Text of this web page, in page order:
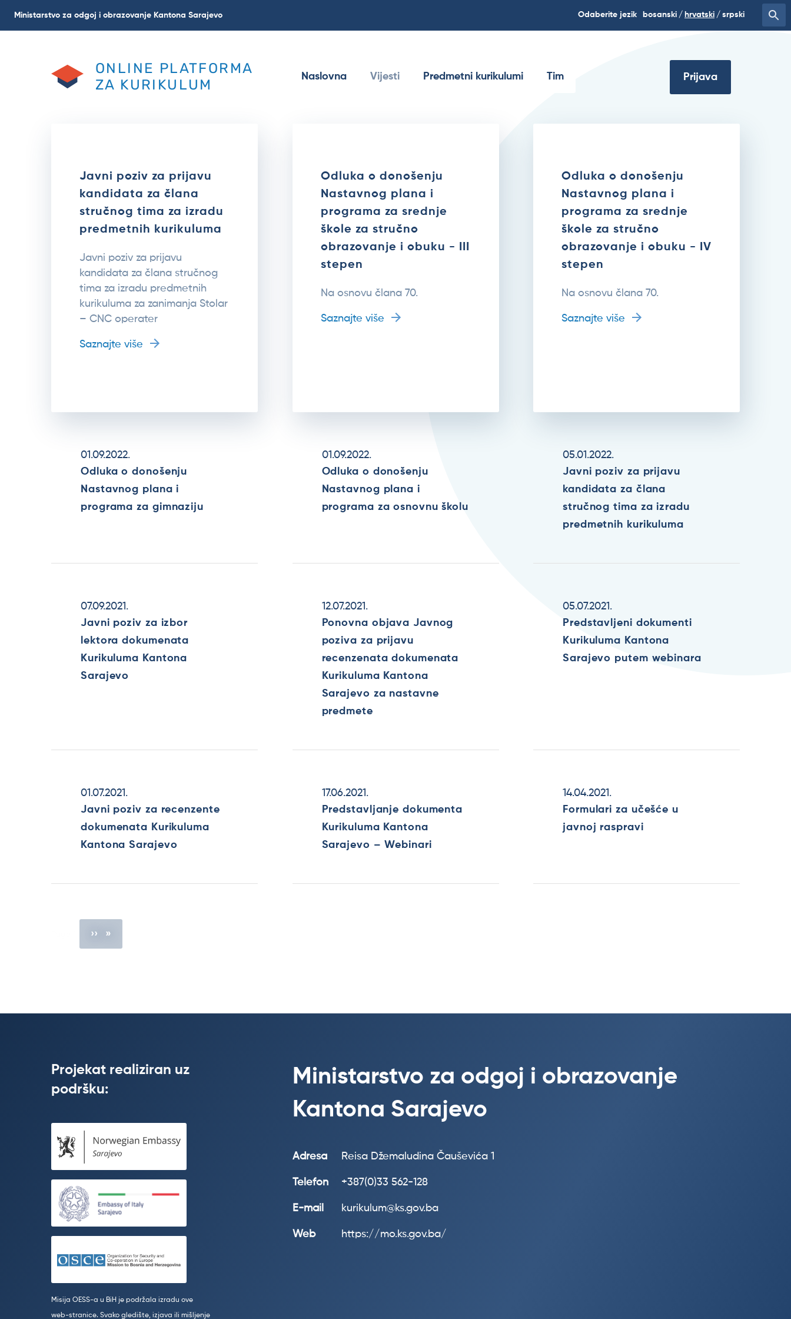
Ministarstvo za odgoj i obrazovanje Kantona Sarajevo Odaberite jezik bosanski hrvatski srpski
ONLINE PLATFORMA
ZA KURIKULUM
Naslovna Vijesti Predmetni kurikulumi Tim Prijava
Javni poziv za prijavu
kandidata za člana
stručnog tima za izradu
predmetnih kurikuluma
Javni poziv za prijavu
kandidata za člana stručnog
tima za izradu predmetnih
kurikuluma za zanimanja Stolar
– CNC operater
Saznajte više
Odluka o donošenju
Nastavnog plana i
programa za srednje
škole za stručno
obrazovanje i obuku - III
stepen
Na osnovu člana 70.
Saznajte više
Odluka o donošenju
Nastavnog plana i
programa za srednje
škole za stručno
obrazovanje i obuku - IV
stepen
Na osnovu člana 70.
Saznajte više
01.09.2022.
Odluka o donošenju
Nastavnog plana i
programa za gimnaziju
01.09.2022.
Odluka o donošenju
Nastavnog plana i
programa za osnovnu školu
05.01.2022.
Javni poziv za prijavu
kandidata za člana
stručnog tima za izradu
predmetnih kurikuluma
07.09.2021.
Javni poziv za izbor
lektora dokumenata
Kurikuluma Kantona
Sarajevo
12.07.2021.
Ponovna objava Javnog
poziva za prijavu
recenzenata dokumenata
Kurikuluma Kantona
Sarajevo za nastavne
predmete
05.07.2021.
Predstavljeni dokumenti
Kurikuluma Kantona
Sarajevo putem webinara
01.07.2021.
Javni poziv za recenzente
dokumenata Kurikuluma
Kantona Sarajevo
17.06.2021.
Predstavljanje dokumenta
Kurikuluma Kantona
Sarajevo – Webinari
14.04.2021.
Formulari za učešće u
javnoj raspravi
Next
page
››
Projekat realiziran uz
podršku:
Misija OESS-a u BiH je podržala izradu ove
web-stranice. Svako gledište, izjava ili mišljenje
Ministarstvo za odgoj i obrazovanje
Kantona Sarajevo
Adresa Reisa Džemaludina Čauševića 1
Telefon +387(0)33 562-128
E-mail kurikulum@ks.gov.ba
Web https://mo.ks.gov.ba/